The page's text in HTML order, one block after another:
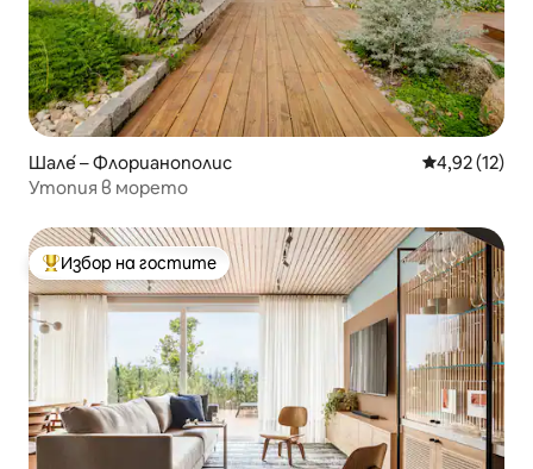
Шале́ – Флорианополис Средна
4,92 (12)
Утопия в морето
Най-популярен избор на гостите
Избор на гостите